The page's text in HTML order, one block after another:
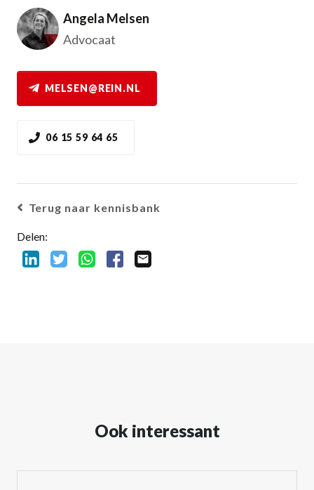
Angela Melsen
Advocaat
MELSEN@REIN.NL
06 15 59 64 65
Terug naar kennisbank
Delen:
Ook interessant